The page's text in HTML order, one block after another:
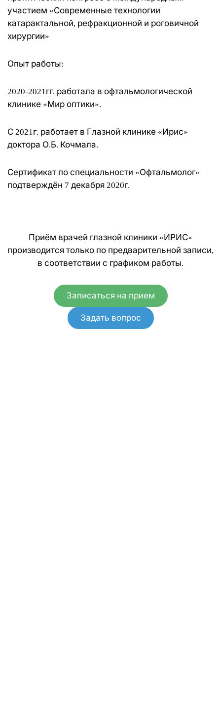
участием «Современные технологии
катарактальной, рефракционной и роговичной
хирургии»
Опыт работы:
2020-2021гг. работала в офтальмологической
клинике «Мир оптики».
С 2021г. работает в Глазной клинике «Ирис»
доктора О.Б. Кочмала.
Сертификат по специальности «Офтальмолог»
подтверждён 7 декабря 2020г.
Приём врачей глазной клиники «ИРИС»
производится только по предварительной записи,
в соответствии с графиком работы.
Записаться на прием
Задать вопрос